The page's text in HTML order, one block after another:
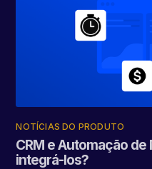
NOTÍCIAS DO PRODUTO
CRM e Automação
integrá-los?